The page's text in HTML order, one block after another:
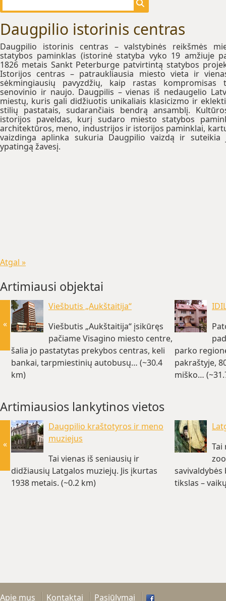
Daugpilio istorinis centras
Daugpilio istorinis centras – valstybinės reikšmės
statybos paminklas (istorinė statyba vyko 19 amžiuje
1826 metais Sankt Peterburge patvirtintą statybos
Istorijos centras – patraukliausia miesto vieta ir
sėkmingiausių pavyzdžių, kaip rastas kompromisas
senovinio ir naujo. Daugpilis – vienas iš nedaugelio
miestų, kuris gali didžiuotis unikaliais klasicizmo ir
stilių pastatais, sudarančiais bendrą ansamblį.
istorijos paveldas, kurį sudaro miesto statybos
architektūros, meno, industrijos ir istorijos paminklai,
vaizdinga aplinka sukuria Daugpilio vaizdą ir suteikia
ypatingą žavesį.
Atgal »
Artimiausi objektai
Viešbutis „Aukštaitija“
Viešbutis „Aukštaitija“ įsikūręs
pačiame Visagino miesto centre,
šalia jo pastatytas prekybos centras, keli
bankai, tarpmiestinių autobusų… (~30.4
km)
parko
pakraštyje,
miško…
«
Artimiausios lankytinos vietos
Daugpilio kraštotyros ir meno
muziejus
Tai vienas iš seniausių ir
didžiausių Latgalos muziejų. Jis įkurtas
1938 metais. (~0.2 km)
Tai
tikslas –
«
Apie mus Kontaktai Pasiūlymai